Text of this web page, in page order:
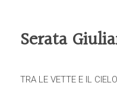
Serata
TRA LE VETTE E IL CIELO